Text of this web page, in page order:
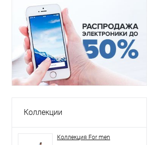
Коллекции
Коллекция For men